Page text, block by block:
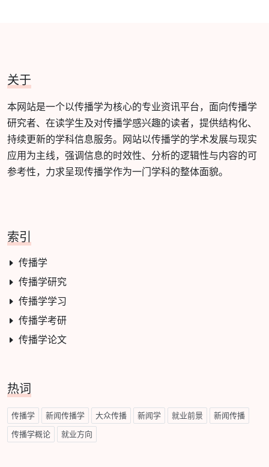
关于
本网站是一个以传播学为核心的专业资讯平台，面向传播学
研究者、在读学生及对传播学感兴趣的读者，提供结构化、
持续更新的学科信息服务。网站以传播学的学术发展与现实
应用为主线，强调信息的时效性、分析的逻辑性与内容的可
参考性，力求呈现传播学作为一门学科的整体面貌。
索引
传播学
传播学研究
传播学学习
传播学考研
传播学论文
热词
传播学 新闻传播学 大众传播 新闻学 就业前景 新闻传播
传播学概论 就业方向